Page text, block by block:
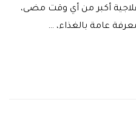
أكبر من أي وقت مضى،
عامة بالغذاء، …